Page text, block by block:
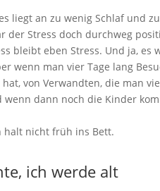
liegt an zu wenig Schlaf und
der Stress doch durchweg
bleibt eben Stress. Und ja, es
wenn man vier Tage lang
von Verwandten, die man
wenn dann noch die Kinder
halt nicht früh ins Bett.
ich werde alt